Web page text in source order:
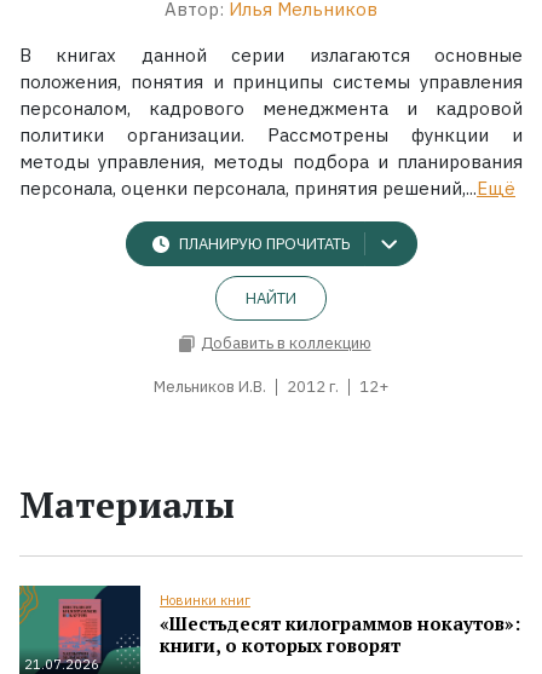
Автор: Илья Мельников
В книгах данной серии излагаются основные
положения, понятия и принципы системы управления
персоналом, кадрового менеджмента и кадровой
политики организации. Рассмотрены функции и
методы управления, методы подбора и планирования
персонала, оценки персонала, принятия решений,...Ещё
ПЛАНИРУЮ ПРОЧИТАТЬ
НАЙТИ
Добавить в коллекцию
Мельников И.В. 2012 г. 12+
Материалы
21.07.2026
Новинки книг
«Шестьдесят килограммов нокаутов»:
книги, о которых говорят